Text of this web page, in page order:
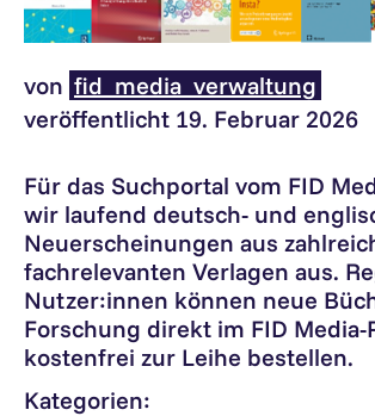
von fid_media_verwaltung
veröffentlicht 19. Februar 2026
Für das Suchportal vom FID
wir laufend deutsch- und
Neuerscheinungen aus
fachrelevanten Verlagen aus.
Nutzer:innen können neue
Forschung direkt im FID Media-
kostenfrei zur Leihe bestellen.
Kategorien: